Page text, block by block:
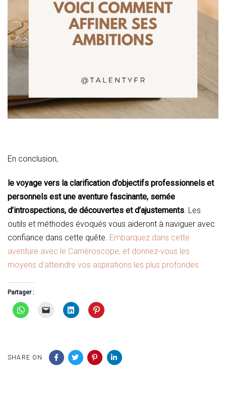
En conclusion,
le voyage vers la clarification d’objectifs professionnels et
personnels est une aventure fascinante, semée
d’introspections, de découvertes et d’ajustements . Les
outils et méthodes évoqués vous aideront à naviguer avec
confiance dans cette quête. Embarquez dans cette
aventure avec le Carrièroscope, et donnez-vous les
moyens d’atteindre vos aspirations les plus profondes.
Partager :
SHARE ON